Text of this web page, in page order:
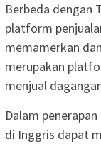
Berbeda dengan
platform
memamerkan
merupakan
menjual
Dalam
di Inggris dapat